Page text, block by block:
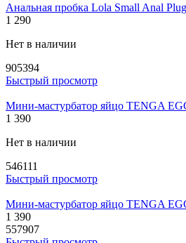
Анальная пробка Lola Small Anal
1 290
Нет в наличии
905394
Быстрый просмотр
Мини-мастурбатор яйцо TENGA
1 390
Нет в наличии
546111
Быстрый просмотр
Мини-мастурбатор яйцо TENGA
1 390
557907